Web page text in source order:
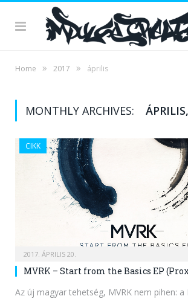
Home » 2017 » április
MONTHLY ARCHIVES:
CIKK
2017. ÁPRILIS 20.
MVRK – Start from the Basics EP
Az új magyar tehetség, MVRK nem pihen: a